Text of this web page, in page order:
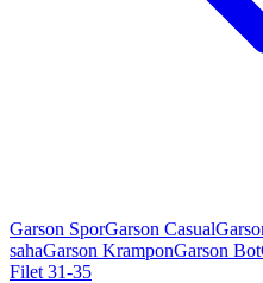
Garson SporGarson Casual
sahaGarson KramponGarson Bot
Filet 31-35